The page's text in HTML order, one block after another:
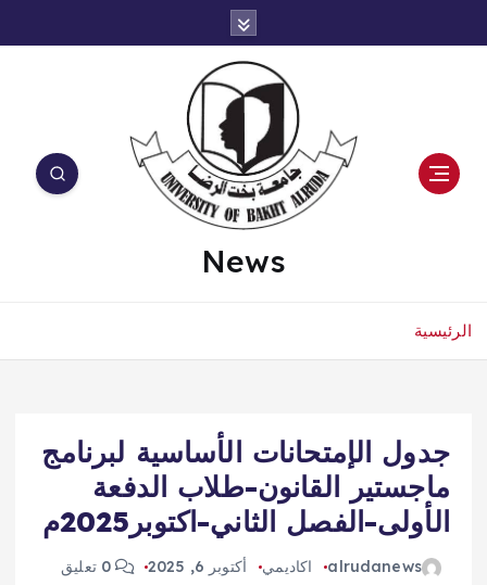
ت
News
الرئيسية
جدول الإمتحانات الأساسية لبرنامج
ماجستير القانون-طلاب الدفعة
الأولى-الفصل الثاني-اكتوبر2025م
alrudanews اكاديمي أكتوبر 6, 2025 0 تعليق